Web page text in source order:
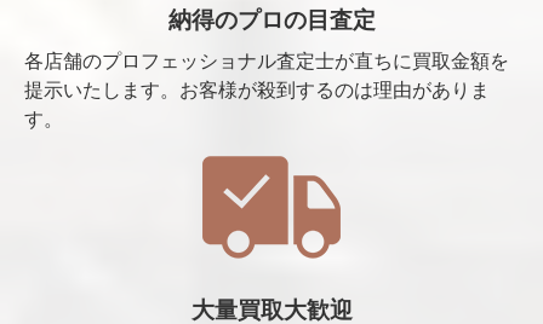
納得のプロの目査定
各店舗のプロフェッショナル査定士が直ちに買取金額を
提示いたします。お客様が殺到するのは理由がありま
す。
大量買取大歓迎